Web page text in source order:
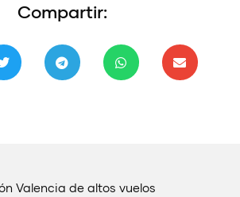
Compartir:
Valencia de altos vuelos